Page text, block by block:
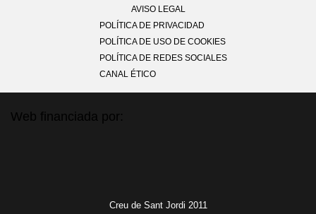
AVISO LEGAL
POLÍTICA DE PRIVACIDAD
POLÍTICA DE USO DE COOKIES
POLÍTICA DE REDES SOCIALES
CANAL ÉTICO
Web financiada por:
Creu de Sant Jordi 2011